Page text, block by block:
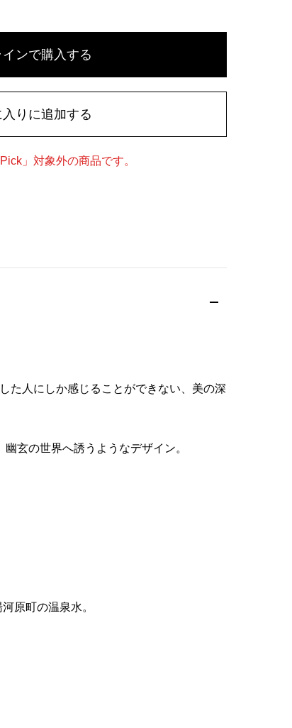
ンで購入する
りに追加する
」対象外の商品です。
た人にしか感じることができない、美の深
玄の世界へ誘うようなデザイン。
原町の温泉水。